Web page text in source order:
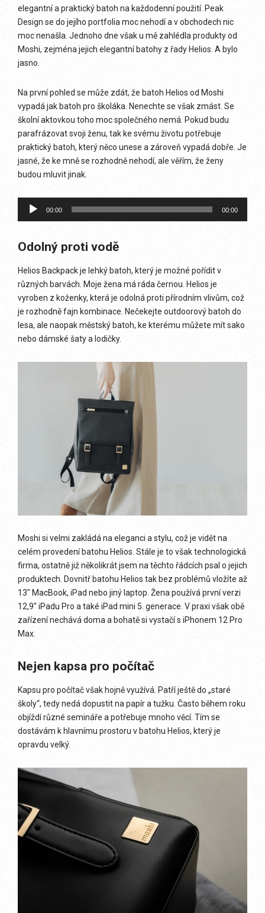
elegantní a praktický batoh na každodenní použití. Peak
Design se do jejího portfolia moc nehodí a v obchodech nic
moc nenašla. Jednoho dne však u mě zahlédla produkty od
Moshi, zejména jejich elegantní batohy z řady Helios. A bylo
jasno.
Na první pohled se může zdát, že batoh Helios od Moshi
vypadá jak batoh pro školáka. Nenechte se však zmást. Se
školní aktovkou toho moc společného nemá. Pokud budu
parafrázovat svoji ženu, tak ke svému životu potřebuje
praktický batoh, který něco unese a zároveň vypadá dobře. Je
jasné, že ke mně se rozhodně nehodí, ale věřím, že ženy
budou mluvit jinak.
Audio
00:00 00:00
Odolný proti vodě
Helios Backpack je lehký batoh, který je možné pořídit v
různých barvách. Moje žena má ráda černou. Helios je
vyroben z koženky, která je odolná proti přírodním vlivům, což
je rozhodně fajn kombinace. Nečekejte outdoorový batoh do
lesa, ale naopak městský batoh, ke kterému můžete mít sako
nebo dámské šaty a lodičky.
Moshi si velmi zakládá na eleganci a stylu, což je vidět na
celém provedení batohu Helios. Stále je to však technologická
firma, ostatně již několikrát jsem na těchto řádcích psal o jejich
produktech. Dovnitř batohu Helios tak bez problémů vložíte až
13″ MacBook, iPad nebo jiný laptop. Žena používá první verzi
12,9″ iPadu Pro a také iPad mini 5. generace. V praxi však obě
zařízení nechává doma a bohatě si vystačí s iPhonem 12 Pro
Max.
Nejen kapsa pro počítač
Kapsu pro počítač však hojně využívá. Patří ještě do „staré
školy“, tedy nedá dopustit na papír a tužku. Často během roku
objíždí různé semináře a potřebuje mnoho věcí. Tím se
dostávám k hlavnímu prostoru v batohu Helios, který je
opravdu velký.